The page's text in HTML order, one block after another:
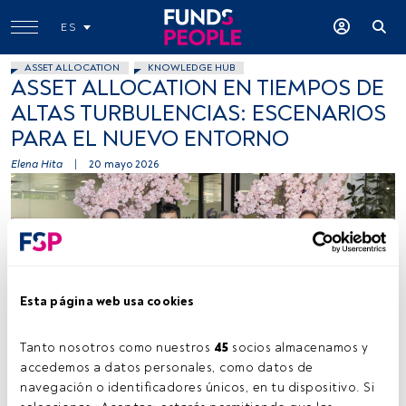
Esta página web usa cookies
Tanto nosotros como nuestros 45 socios almacenamos y
accedemos a datos personales, como datos de
navegación o identificadores únicos, en tu dispositivo. Si
ES
ASSET ALLOCATION KNOWLEDGE HUB
ASSET ALLOCATION EN TIEMPOS DE
ALTAS TURBULENCIAS: ESCENARIOS
PARA EL NUEVO ENTORNO
Elena Hita 20 mayo 2026
De izq. a der.: Francisco Simón, Jorge Díaz y Jaime Martínez. Foto:
Tiempo lectura: 1 min.